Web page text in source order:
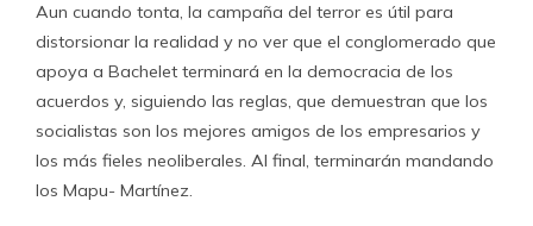
Aun cuando tonta, la campaña del terror es útil para
distorsionar la realidad y no ver que el conglomerado que
apoya a Bachelet terminará en la democracia de los
acuerdos y, siguiendo las reglas, que demuestran que los
socialistas son los mejores amigos de los empresarios y
los más fieles neoliberales. Al final, terminarán mandando
los Mapu- Martínez.